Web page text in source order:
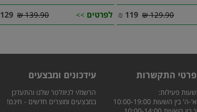
129.90 ₪
119
₪ לפרטים >>
139.90 ₪
129
פרטי התקשרות עידכונים ומבצעים
שעות פעילות:
א'-ה' בין השעות 10:00-19:00
הרשמ/י לניוזלטר שלנו והתעדכן
במבצעים ומוצרים חדשים - חינם!